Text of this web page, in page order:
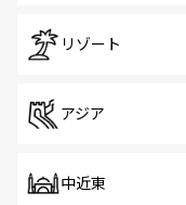
リゾート
アジア
中近東